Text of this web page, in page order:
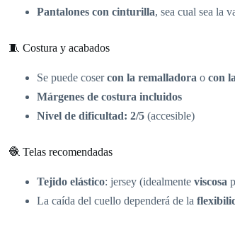
Pantalones con cinturilla, sea cual sea la
🧵 Costura y acabados
Se puede cosercon la remalladora o con
Márgenes de costura incluidos
Nivel de dificultad: 2/5 (accesible)
🧶 Telas recomendadas
Tejido elástico: jersey (idealmente viscosa
La caída del cuello dependerá de la